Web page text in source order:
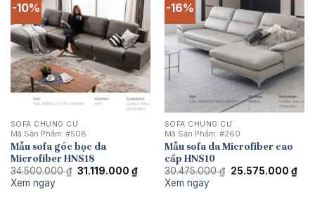
-10%
SOFA CHUNG CƯ
Mã Sản Phẩm: #508
Mẫu sofa góc bọc da
Microfiber HNS18
34.500.000₫ Giá
31.119.000 ₫Giá
hiện
Xem ngay
-16%
SOFA CHUNG CƯ
Mã Sản Phẩm: #260
Mẫu sofa da Microfiber cao
cấp HNS10
30.475.000₫ Giá
25.575.000 ₫Giá
hiện
Xem ngay